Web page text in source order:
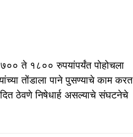
ते १८०० रुपयांपर्यंत पोहोचला
तोंडाला पाने पुसण्याचे काम करत
ठेवणे निषेधार्ह असल्याचे संघटनेचे